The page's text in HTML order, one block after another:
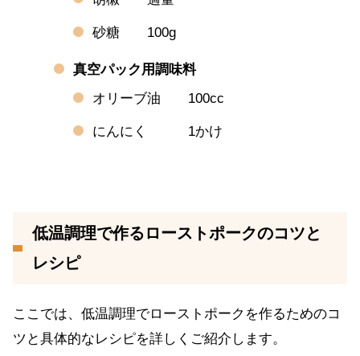
砂糖 100g
真空パック用調味料
オリーブ油 100cc
にんにく 1かけ
低温調理で作るローストポークのコツと
レシピ
ここでは、低温調理でローストポークを作るためのコ
ツと具体的なレシピを詳しくご紹介します。